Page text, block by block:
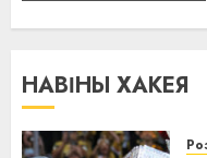
НАВІНЫ ХАКЕЯ